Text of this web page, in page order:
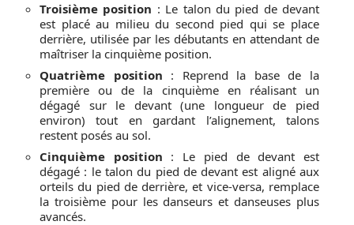
Troisième position : Le talon du pied de devant
est placé au milieu du second pied qui se place
derrière, utilisée par les débutants en attendant de
maîtriser la cinquième position.
Quatrième position : Reprend la base de la
première ou de la cinquième en réalisant un
dégagé sur le devant (une longueur de pied
environ) tout en gardant l’alignement, talons
restent posés au sol.
Cinquième position : Le pied de devant est
dégagé : le talon du pied de devant est aligné aux
orteils du pied de derrière, et vice-versa, remplace
la troisième pour les danseurs et danseuses plus
avancés.